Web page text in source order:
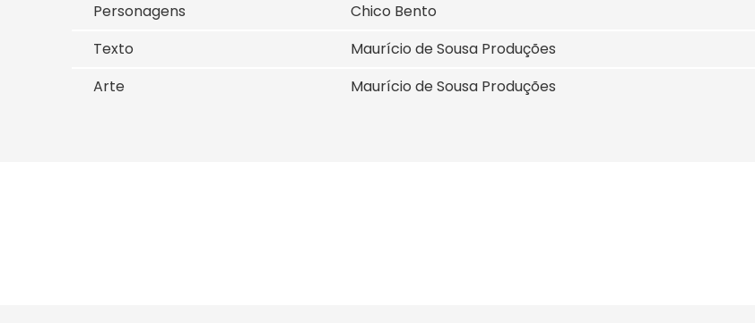
Personagens
Chico Bento
Texto
Maurício de Sousa Produções
Arte
Maurício de Sousa Produções